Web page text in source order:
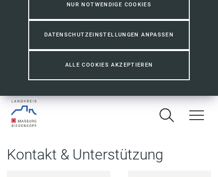
NUR NOTWENDIGE COOKIES
DATENSCHUTZEINSTELLUNGEN ANPASSEN
ALLE COOKIES AKZEPTIEREN
Kontakt & Unterstützung